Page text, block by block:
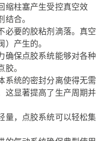
缩柱塞产生受控真空效
合。
必要的胶粘剂滴落。真空
产生的。
确保点胶系统能够对各种
。
系统的密封分离使得无需
这显著提高了生产周期并
量，点胶系统可以轻松集